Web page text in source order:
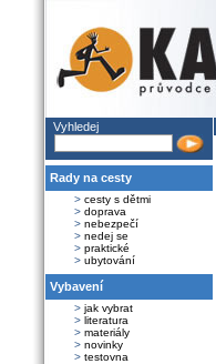
Vyhledej
Rady na cesty
> cesty s dětmi
> doprava
> nebezpečí
> nedej se
> praktické
> ubytování
Vybavení
> jak vybrat
> literatura
> materiály
> novinky
> testovna